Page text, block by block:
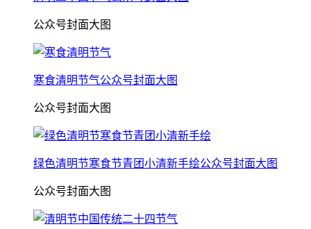
公众号封面大图
寒食清明节气公众号封面大图
公众号封面大图
绿色清明节寒食节青团小清新手绘公众号封面大图
公众号封面大图